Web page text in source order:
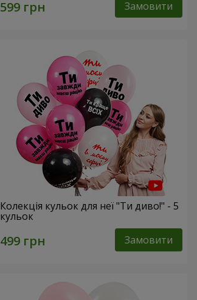
Замовити
Колекція кульок для неї "Ти диво!" - 5
кульок
Замовити